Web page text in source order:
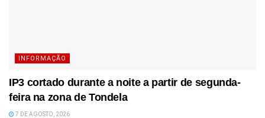
INFORMAÇÃO
IP3 cortado durante a noite a partir de segunda-
feira na zona de Tondela
7 DE AGOSTO, 2026